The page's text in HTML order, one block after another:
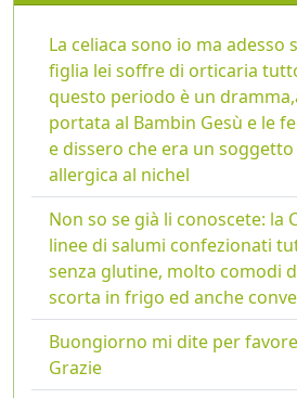
La celiaca sono io ma adesso
figlia lei soffre di orticaria
questo periodo è un
portata al Bambin Gesù e le
e dissero che era un
allergica al nichel
Non so se già li conoscete: la
linee di salumi confezionati
senza glutine, molto comodi
scorta in frigo ed anche
Buongiorno mi dite per
Grazie